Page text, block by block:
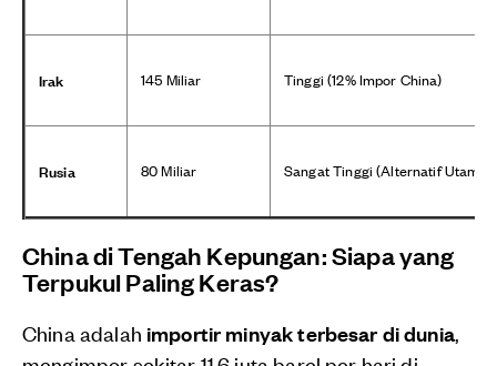
Irak 145 Miliar Tinggi (12% Impor China)
Rusia 80 Miliar Sangat Tinggi (Alternatif Utama)
China di Tengah Kepungan: Siapa yang
Terpukul Paling Keras?
China adalah importir minyak terbesar di dunia,